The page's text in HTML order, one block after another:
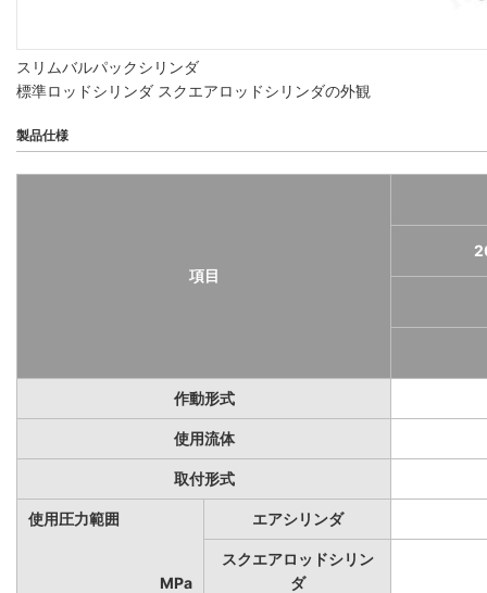
スリムバルパックシリンダ
標準ロッドシリンダ スクエアロッドシリンダの外観
製品仕様
項目
作動形式
使用流体
取付形式
使用圧力範囲 エアシリンダ
MPa
スクエアロッドシリン
ダ